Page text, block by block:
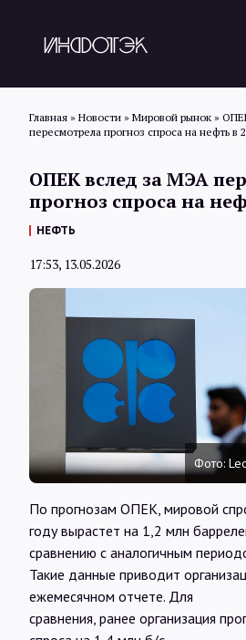
Статьи
Обзоры
Карты
О нас
Главная » Новости » Мировой рынок »
пересмотрела прогноз спроса на нефть в
ОПЕК вслед за МЭА
прогноз спроса на
НЕФТЬ
17:53, 13.05.2026
Фото:
По прогнозам ОПЕК, мировой
году вырастет на 1,2 млн
сравнению с аналогичным
Такие данные приводит
ежемесячном отчете. Для
сравнения, ранее организация